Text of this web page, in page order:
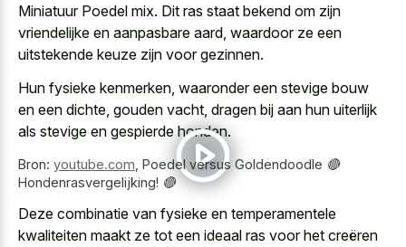
Miniatuur Poedel mix. Dit ras staat bekend om zijn
vriendelijke en aanpasbare aard, waardoor ze een
uitstekende keuze zijn voor gezinnen.
Hun fysieke kenmerken, waaronder een stevige bouw
en een dichte, gouden vacht, dragen bij aan hun uiterlijk
als stevige en gespierde honden.
Bron: youtube.com Poedel versus Goldendoodle 🔴
Hondenrasvergelijking! 🔴
Deze combinatie van fysieke en temperamentele
kwaliteiten maakt ze tot een ideaal ras voor het creëren